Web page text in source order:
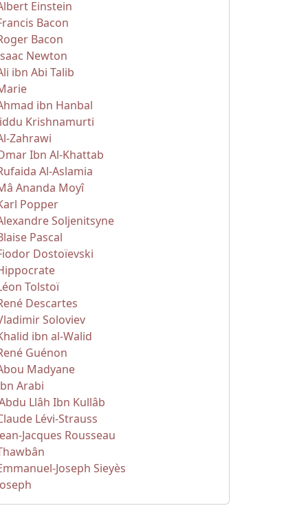
Einstein
Bacon
Bacon
Newton
ibn Abi Talib
ibn Hanbal
Krishnamurti
Zahrawi
Ibn Al-Khattab
Al-Aslamia
Ananda Moyî
Popper
Soljenitsyne
Pascal
Dostoïevski
Tolstoï
Descartes
Soloviev
ibn al-Walid
Guénon
Madyane
Arabi
Llâh Ibn Kullâb
Lévi-Strauss
Jacques Rousseau
Joseph Sieyès